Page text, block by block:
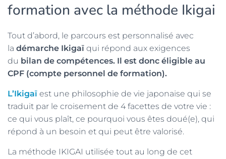
formation avec la méthode Ikigai
Tout d’abord, le parcours est personnalisé avec
la démarche Ikigaï qui répond aux exigences
du bilan de compétences. Il est donc éligible au
CPF (compte personnel de formation).
L’Ikigaï est une philosophie de vie japonaise qui se
traduit par le croisement de 4 facettes de votre vie :
ce qui vous plaît, ce pourquoi vous êtes doué(e), qui
répond à un besoin et qui peut être valorisé.
La méthode IKIGAI utilisée tout au long de cet